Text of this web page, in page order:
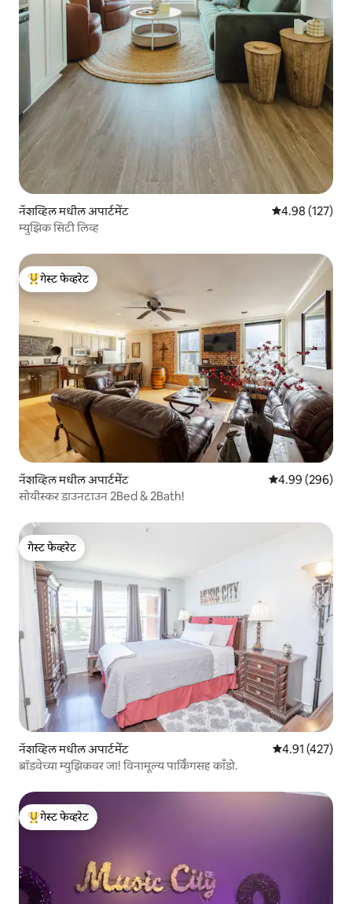
नॅशव्हिल मधील अपार्टमेंट 5 पैकी 4.98
4.98 (127)
म्युझिक सिटी लिव्ह
टॉप गेस्ट फेव्हरेट
गेस्ट फेव्हरेट
नॅशव्हिल मधील अपार्टमेंट 5 पैकी 4.99
4.99 (296)
सोयीस्कर डाउनटाउन 2Bed & 2Bath!
गेस्ट फेव्हरेट
गेस्ट फेव्हरेट
नॅशव्हिल मधील अपार्टमेंट 5 पैकी 4.91
4.91 (427)
ब्रॉडवेच्या म्युझिकवर जा! विनामूल्य पार्किंगसह काँडो.
टॉप गेस्ट फेव्हरेट
गेस्ट फेव्हरेट